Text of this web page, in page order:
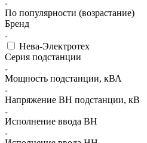
По популярности (возрастание)
Бренд
Нева-Электротех
Серия подстанции
Мощность подстанции, кВА
Напряжение ВН подстанции, кВ
Исполнение ввода ВН